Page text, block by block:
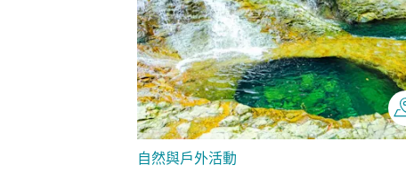
自然與戶外活動